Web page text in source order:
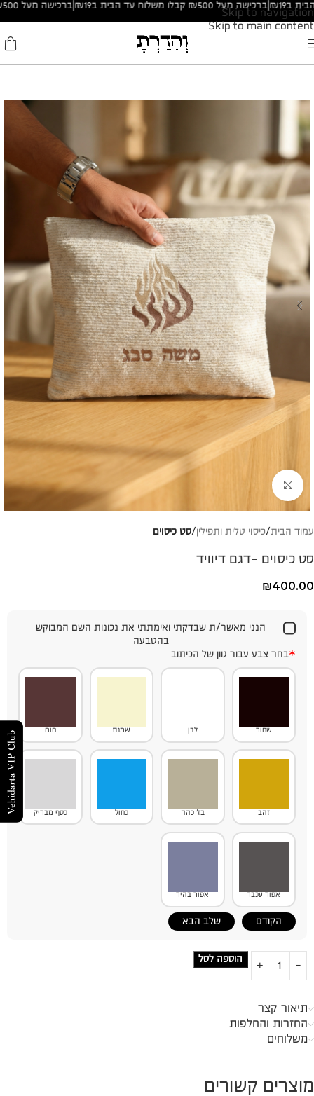
Skip to navigation
Skip to main content
ברכישה מעל ₪500 קבלו משלוח עד הבית ב₪19| ברכישה מעל ₪500 קבלו משלוח עד הבית ב₪19|
להגדלת התמונה
עמוד הבית כיסוי טלית ותפילין סט כיסוים
סט כיסוים -דגם דיוויד
₪400.00
הנני מאשר/ת שבדקתי ואימתתי את נכונות השם המבוקש
בהטבעה
*בחר צבע עבור גוון של הכיתוב
שחור לבן שמנת חום
זהב בז' כהה כחול כסף מבריק
אפור עכבר אפור בהיר
הקודם שלב הבא
הוספה לסל
תיאור קצר
החזרות והחלפות
משלוחים
מוצרים קשורים